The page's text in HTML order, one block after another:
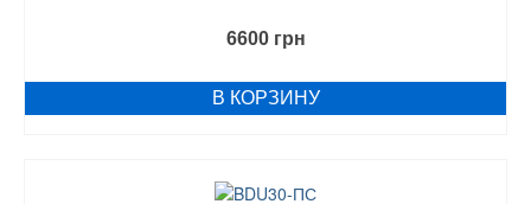
6600 грн
В КОРЗИНУ